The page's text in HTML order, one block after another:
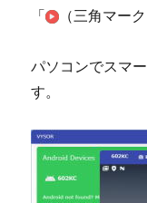
「
（三角マー
パソコンでスマ
す。